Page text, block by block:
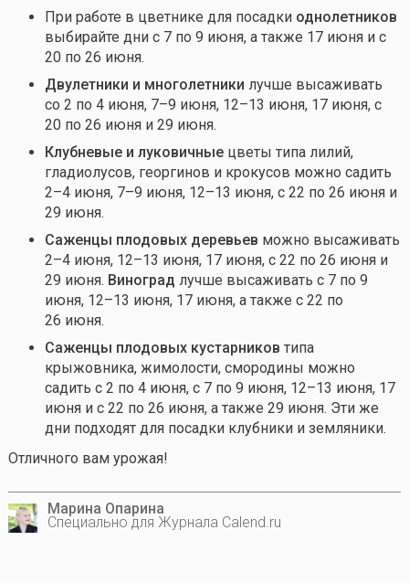
При работе в цветнике для посадки однолетников
выбирайте дни с 7 по 9 июня, а также 17 июня и с
20 по 26 июня.
Двулетники и многолетники лучше высаживать
со 2 по 4 июня, 7–9 июня, 12–13 июня, 17 июня, с
20 по 26 июня и 29 июня.
Клубневые и луковичныецветы типа лилий,
гладиолусов, георгинов и крокусов можно садить
2–4 июня, 7–9 июня, 12–13 июня, с 22 по 26 июня и
29 июня.
Саженцы плодовых деревьев можно высаживать
2–4 июня, 12–13 июня, 17 июня, с 22 по 26 июня и
29 июня. Виноград лучше высаживать с 7 по 9
июня, 12–13 июня, 17 июня, а также с 22 по
26 июня.
Саженцы плодовых кустарников типа
крыжовника, жимолости, смородины можно
садить с 2 по 4 июня, с 7 по 9 июня, 12–13 июня, 17
июня и с 22 по 26 июня, а также 29 июня. Эти же
дни подходят для посадки клубники и земляники.
Отличного вам урожая!
Марина Опарина
Специально для Журнала Calend.ru